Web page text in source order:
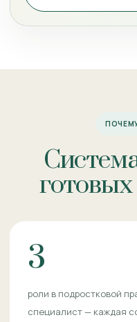
3
роли в подростковой
специалист — каждая